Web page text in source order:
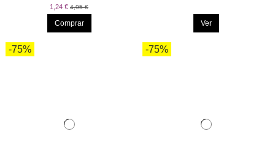
1,24 € 4,95 €
Comprar Ver
-75% -75%